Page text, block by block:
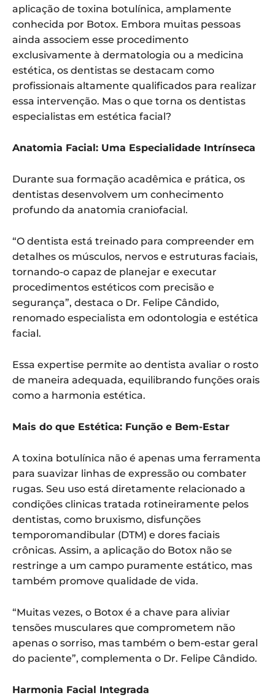
aplicação de toxina botulínica, amplamente
conhecida por Botox. Embora muitas pessoas
ainda associem esse procedimento
exclusivamente à dermatologia ou a medicina
estética, os dentistas se destacam como
profissionais altamente qualificados para realizar
essa intervenção. Mas o que torna os dentistas
especialistas em estética facial?
Anatomia Facial: Uma Especialidade Intrínseca
Durante sua formação acadêmica e prática, os
dentistas desenvolvem um conhecimento
profundo da anatomia craniofacial.
“O dentista está treinado para compreender em
detalhes os músculos, nervos e estruturas faciais,
tornando-o capaz de planejar e executar
procedimentos estéticos com precisão e
segurança”, destaca o Dr. Felipe Cândido,
renomado especialista em odontologia e estética
facial.
Essa expertise permite ao dentista avaliar o rosto
de maneira adequada, equilibrando funções orais
como a harmonia estética.
Mais do que Estética: Função e Bem-Estar
A toxina botulínica não é apenas uma ferramenta
para suavizar linhas de expressão ou combater
rugas. Seu uso está diretamente relacionado a
condições clinicas tratada rotineiramente pelos
dentistas, como bruxismo, disfunções
temporomandibular (DTM) e dores faciais
crônicas. Assim, a aplicação do Botox não se
restringe a um campo puramente estático, mas
também promove qualidade de vida.
“Muitas vezes, o Botox é a chave para aliviar
tensões musculares que comprometem não
apenas o sorriso, mas também o bem-estar geral
do paciente”, complementa o Dr. Felipe Cândido.
Harmonia Facial Integrada